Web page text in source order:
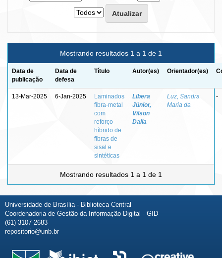
Mostrando resultados 1 a 1 de 1
Data de
publicação
Data de
defesa
Título Autor(es) Orientador(es)
13-Mar-2025 6-Jan-2025
Laminados
fibra-metal
com
reforço
híbrido de
fibras de
sisal e
sintéticas
Libera
Júnior,
Vilson
Dalla
Luz, Sandra
Maria da
-
Mostrando resultados 1 a 1 de 1
Universidade de Brasília - Biblioteca Central
Coordenadoria de Gestão da Informação Digital - GID
(61) 3107-2683
repositorio@unb.br